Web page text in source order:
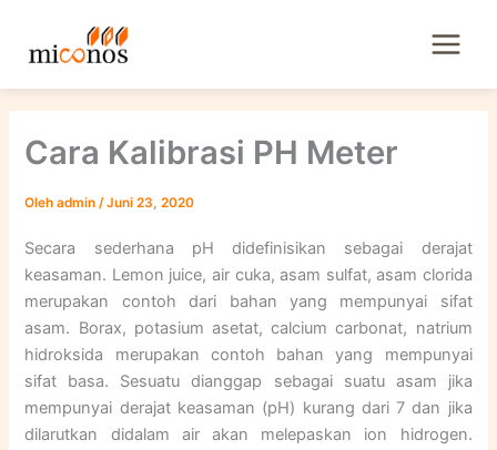
konten
Cara Kalibrasi PH Meter
Olehadmin/Juni 23, 2020
Secara sederhana pH didefinisikan sebagai derajat
keasaman. Lemon juice, air cuka, asam sulfat, asam clorida
merupakan contoh dari bahan yang mempunyai sifat
asam. Borax, potasium asetat, calcium carbonat, natrium
hidroksida merupakan contoh bahan yang mempunyai
sifat basa. Sesuatu dianggap sebagai suatu asam jika
mempunyai derajat keasaman (pH) kurang dari 7 dan jika
dilarutkan didalam air akan melepaskan ion hidrogen.